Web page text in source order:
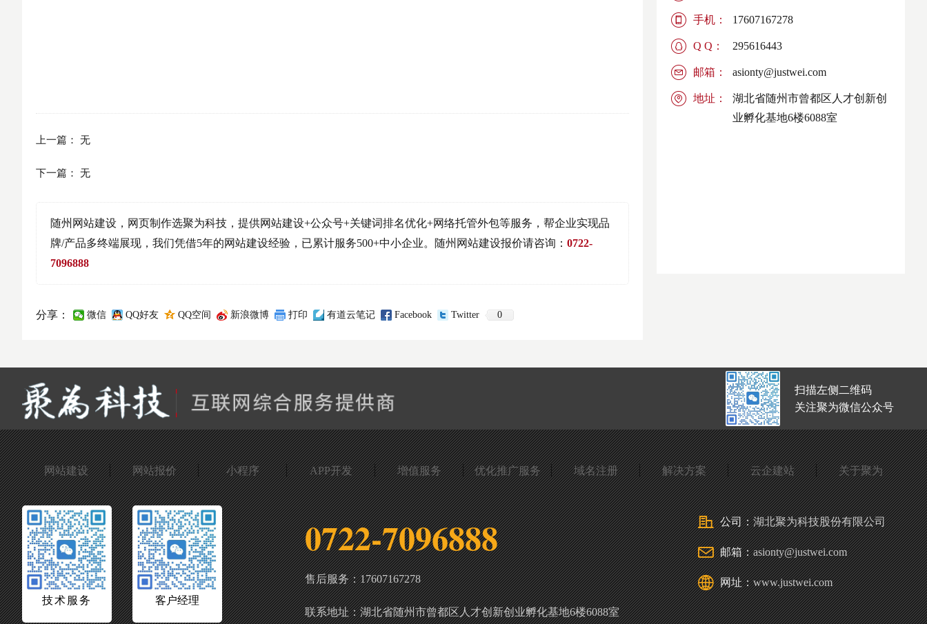
随州网站建设，网页制作选聚为科技，提供网站建设+公众号+关键词排名优化+网络托管外包等服务，帮企业实现品
牌/产品多终端展现，我们凭借5年的网站建设经验，已累计服务500+中小企业。随州网站建设报价请咨询： 0722-
7096888
分享： 微信 QQ好友 QQ空间 新浪微博 打印 有道云笔记 Facebook Twitter 0
上一篇： 无
下一篇： 无
手机： 17607167278
Q Q： 295616443
邮箱： asionty@justwei.com
地址：
湖北省随州市曾都区人才创新创
业孵化基地6楼6088室
扫描左侧二维码
关注聚为微信公众号
技术服务 客户经理
0722-7096888
售后服务：17607167278
联系地址：湖北省随州市曾都区人才创新创业孵化基地6楼6088室
公司：湖北聚为科技股份有限公司
邮箱：asionty@justwei.com
网址：www.justwei.com
网站建设 网站报价 小程序 APP开发 增值服务 优化推广服务 域名注册 解决方案 云企建站 关于聚为